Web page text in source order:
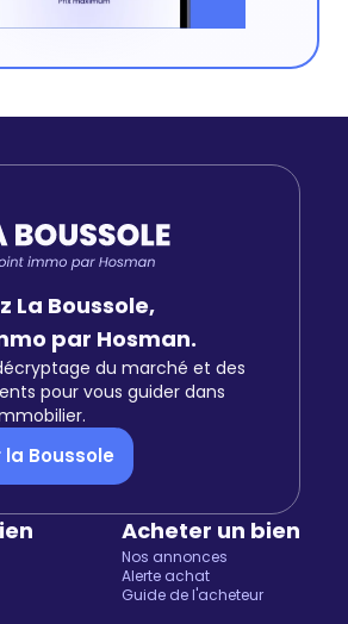
La Boussole,
par Hosman.
du marché et des
pour vous guider dans
Boussole
Acheter un bien
Nos annonces
Alerte achat
Guide de l'acheteur